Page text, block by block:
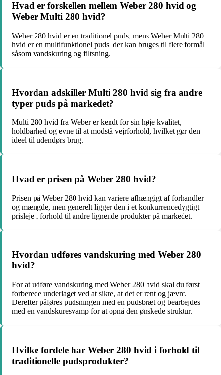
Hvad er forskellen mellem Weber 280 hvid og
Weber Multi 280 hvid?
Weber 280 hvid er en traditionel puds, mens Weber Multi 280
hvid er en multifunktionel puds, der kan bruges til flere formål
såsom vandskuring og filtsning.
Hvordan adskiller Multi 280 hvid sig fra andre
typer puds på markedet?
Multi 280 hvid fra Weber er kendt for sin høje kvalitet,
holdbarhed og evne til at modstå vejrforhold, hvilket gør den
ideel til udendørs brug.
Hvad er prisen på Weber 280 hvid?
Prisen på Weber 280 hvid kan variere afhængigt af forhandler
og mængde, men generelt ligger den i et konkurrencedygtigt
prisleje i forhold til andre lignende produkter på markedet.
Hvordan udføres vandskuring med Weber 280
hvid?
For at udføre vandskuring med Weber 280 hvid skal du først
forberede underlaget ved at sikre, at det er rent og jævnt.
Derefter påføres pudsningen med en pudsbræt og bearbejdes
med en vandskuresvamp for at opnå den ønskede struktur.
Hvilke fordele har Weber 280 hvid i forhold til
traditionelle pudsprodukter?